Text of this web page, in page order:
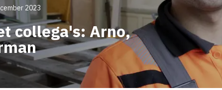
2023
collega's: Arno,